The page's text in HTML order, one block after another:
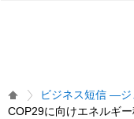
ビジネス短信 ―ジ
COP29に向けエネルギ